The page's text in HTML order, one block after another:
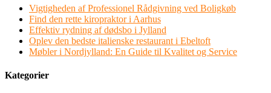
Vigtigheden af Professionel Rådgivning ved Boligkøb
Find den rette kiropraktor i Aarhus
Effektiv rydning af dødsbo i Jylland
Oplev den bedste italienske restaurant i Ebeltoft
Møbler i Nordjylland: En Guide til Kvalitet og Service
Kategorier